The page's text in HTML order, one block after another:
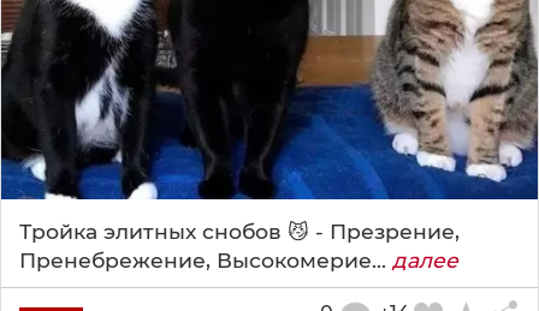
Тройка элитных снобов 😼 - Презрение,
Пренебрежение, Высокомерие... далее